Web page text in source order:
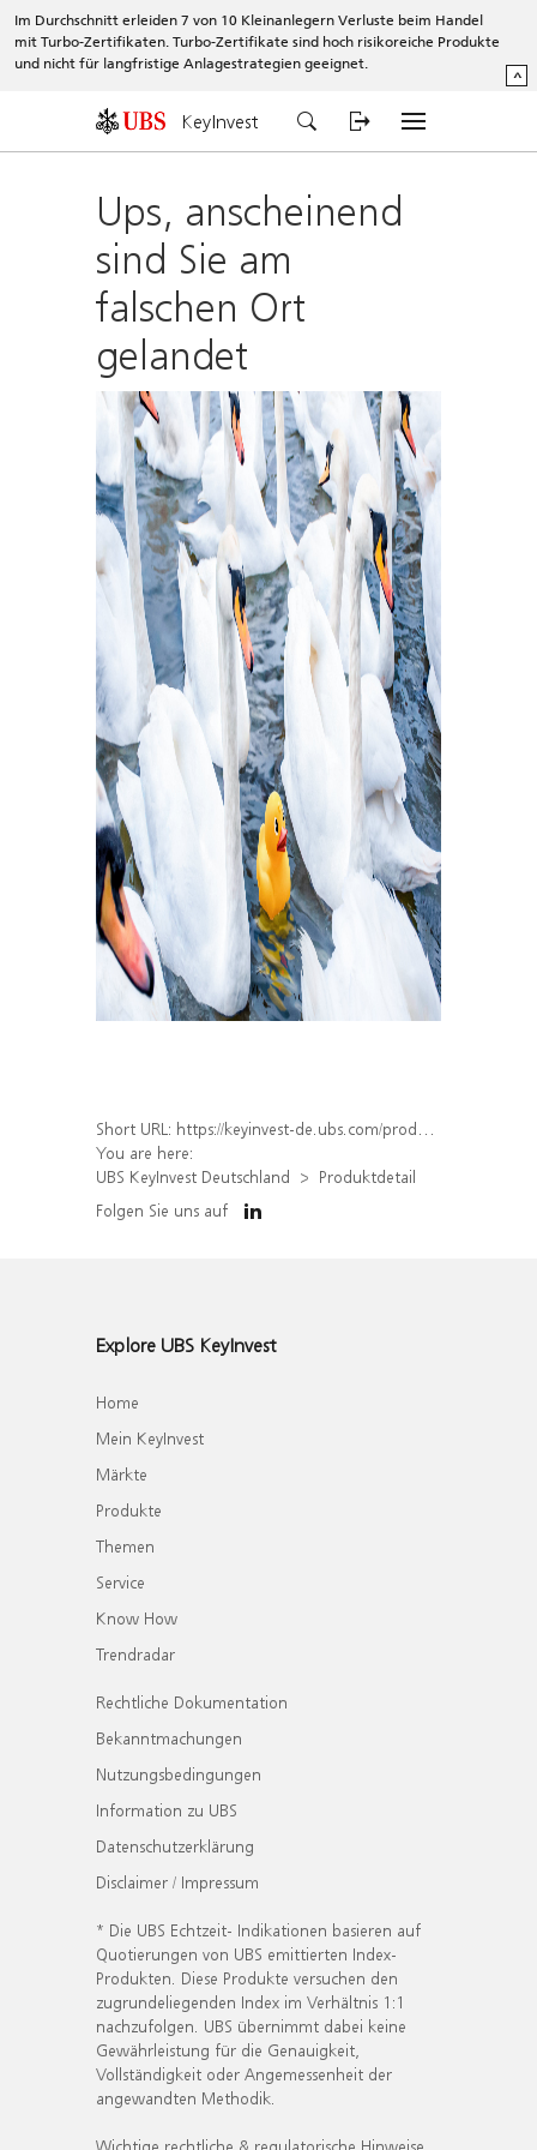
Im Durchschnitt erleiden 7 von 10 Kleinanlegern Verluste beim Handel
mit Turbo-Zertifikaten. Turbo-Zertifikate sind hoch risikoreiche Produkte
und nicht für langfristige Anlagestrategien geeignet.
^
KeyInvest
Ups, anscheinend
sind Sie am
falschen Ort
gelandet
Short URL: https://keyinvest-de.ubs.com/produkt/detail/index/isin/DE000WA4ZLS9
You are here:
UBS KeyInvest Deutschland
Produktdetail
Folgen Sie uns auf
Explore UBS KeyInvest
Home
Mein KeyInvest
Märkte
Produkte
Themen
Service
Know How
Trendradar
Rechtliche Dokumentation
Bekanntmachungen
Nutzungsbedingungen
Information zu UBS
Datenschutzerklärung
Disclaimer / Impressum
* Die UBS Echtzeit- Indikationen basieren auf
Quotierungen von UBS emittierten Index-
Produkten. Diese Produkte versuchen den
zugrundeliegenden Index im Verhältnis 1:1
nachzufolgen. UBS übernimmt dabei keine
Gewährleistung für die Genauigkeit,
Vollständigkeit oder Angemessenheit der
angewandten Methodik.